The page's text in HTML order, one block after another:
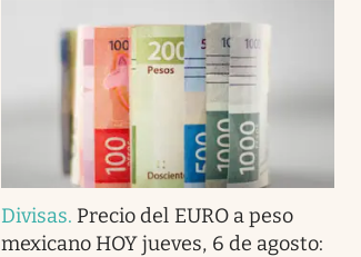
Divisas. Precio del EURO a peso
mexicano HOY jueves, 6 de agosto: